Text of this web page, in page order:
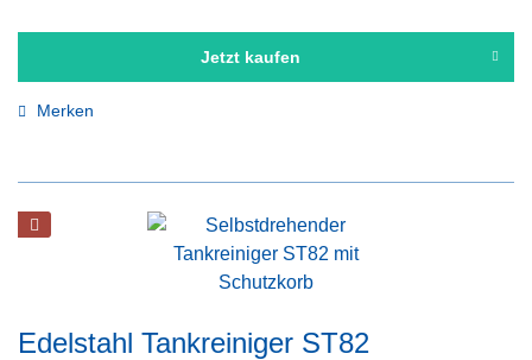
Jetzt kaufen
Merken
Edelstahl Tankreiniger ST82